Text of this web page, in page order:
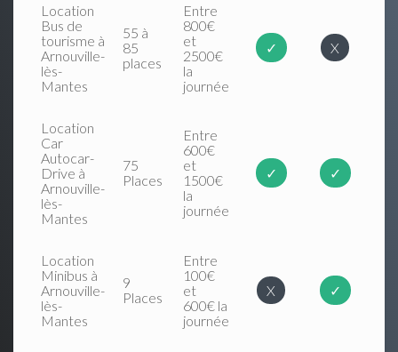
Location
Bus de
tourisme à
Arnouville-
lès-
Mantes
55 à
85
places
Entre
800€
et
2500€
la
journée
✓ X
Location
Car
Autocar-
Drive à
Arnouville-
lès-
Mantes
75
Places
Entre
600€
et
1500€
la
journée
✓ ✓
Location
Minibus à
Arnouville-
lès-
Mantes
9
Places
Entre
100€
et
600€ la
journée
X ✓